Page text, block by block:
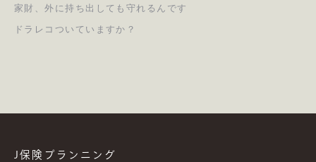
家財、外に持ち出しても守れるんです
ドラレコついていますか？
J保険プランニング